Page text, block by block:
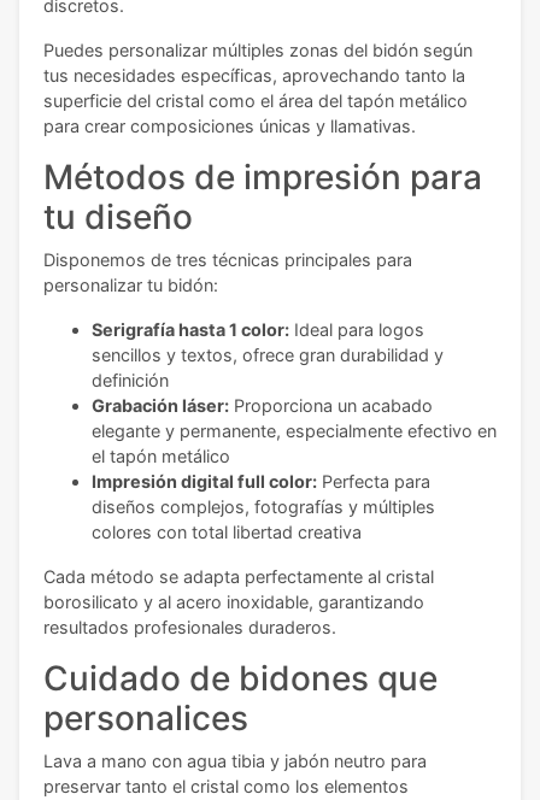
discretos.
Puedes personalizar múltiples zonas del bidón según
tus necesidades específicas, aprovechando tanto la
superficie del cristal como el área del tapón metálico
para crear composiciones únicas y llamativas.
Métodos de impresión para
tu diseño
Disponemos de tres técnicas principales para
personalizar tu bidón:
Serigrafía hasta 1 color: Ideal para logos
sencillos y textos, ofrece gran durabilidad y
definición
Grabación láser: Proporciona un acabado
elegante y permanente, especialmente efectivo en
el tapón metálico
Impresión digital full color: Perfecta para
diseños complejos, fotografías y múltiples
colores con total libertad creativa
Cada método se adapta perfectamente al cristal
borosilicato y al acero inoxidable, garantizando
resultados profesionales duraderos.
Cuidado de bidones que
personalices
Lava a mano con agua tibia y jabón neutro para
preservar tanto el cristal como los elementos